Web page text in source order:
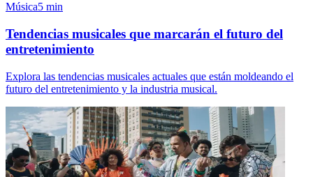
Música5 min
Tendencias musicales que marcarán el futuro del
entretenimiento
Explora las tendencias musicales actuales que están moldeando el
futuro del entretenimiento y la industria musical.